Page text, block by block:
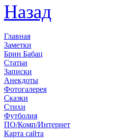
Назад
Главная
Заметки
Брин Бабац
Статьи
Записки
Анекдоты
Фотогалерея
Сказки
Стихи
Футболия
ПО/Комп/Интернет
Карта сайта